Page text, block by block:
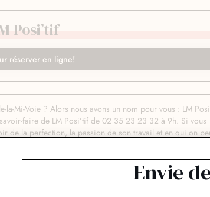
Posi’tif
réserver en ligne!
Mi-Voie ? Alors nous avons un nom pour vous : LM
faire de LM Posi’tif de 02 35 23 23 32 à 9h. Si vous
de la perfection, la passion de son travail et en qui on
au style moderne et authentique. Vous vous sentirez
échanger avec votre hôte sur le look que vous
Posi’tif vous vous rendrez compte que vous avez fait le
Envie